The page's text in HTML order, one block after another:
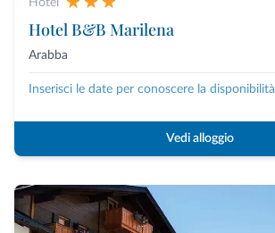
Hotel B&B Marilena
Arabba
Inserisci le date per conoscere la disponibilità
Vedi alloggio